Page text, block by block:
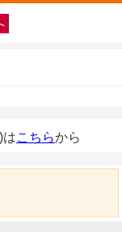
はこちらから